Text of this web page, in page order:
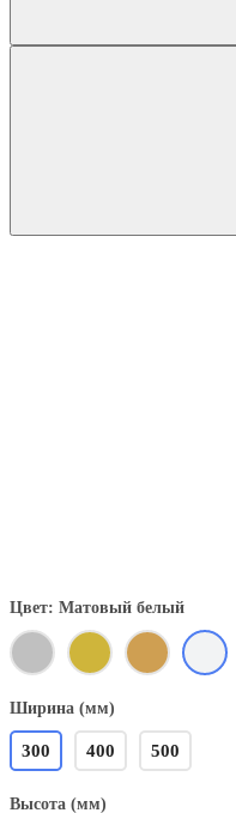
Цвет: Матовый белый
Ширина (мм)
300 400 500
Высота (мм)